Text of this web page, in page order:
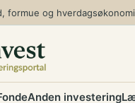
formue og
Anden investering